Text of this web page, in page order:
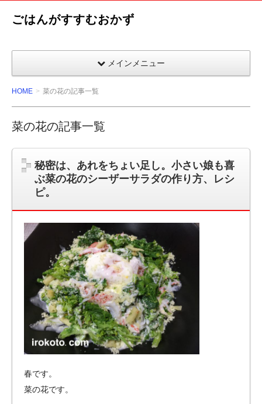
ごはんがすすむおかず
メインメニュー
HOME 菜の花の記事一覧
菜の花の記事一覧
秘密は、あれをちょい足し。小さい娘も喜
ぶ菜の花のシーザーサラダの作り方、レシ
ピ。
春です。
菜の花です。